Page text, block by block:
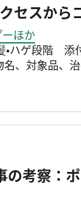
セスか
ほか
ハゲ段階 添
、対象品、
の考察：